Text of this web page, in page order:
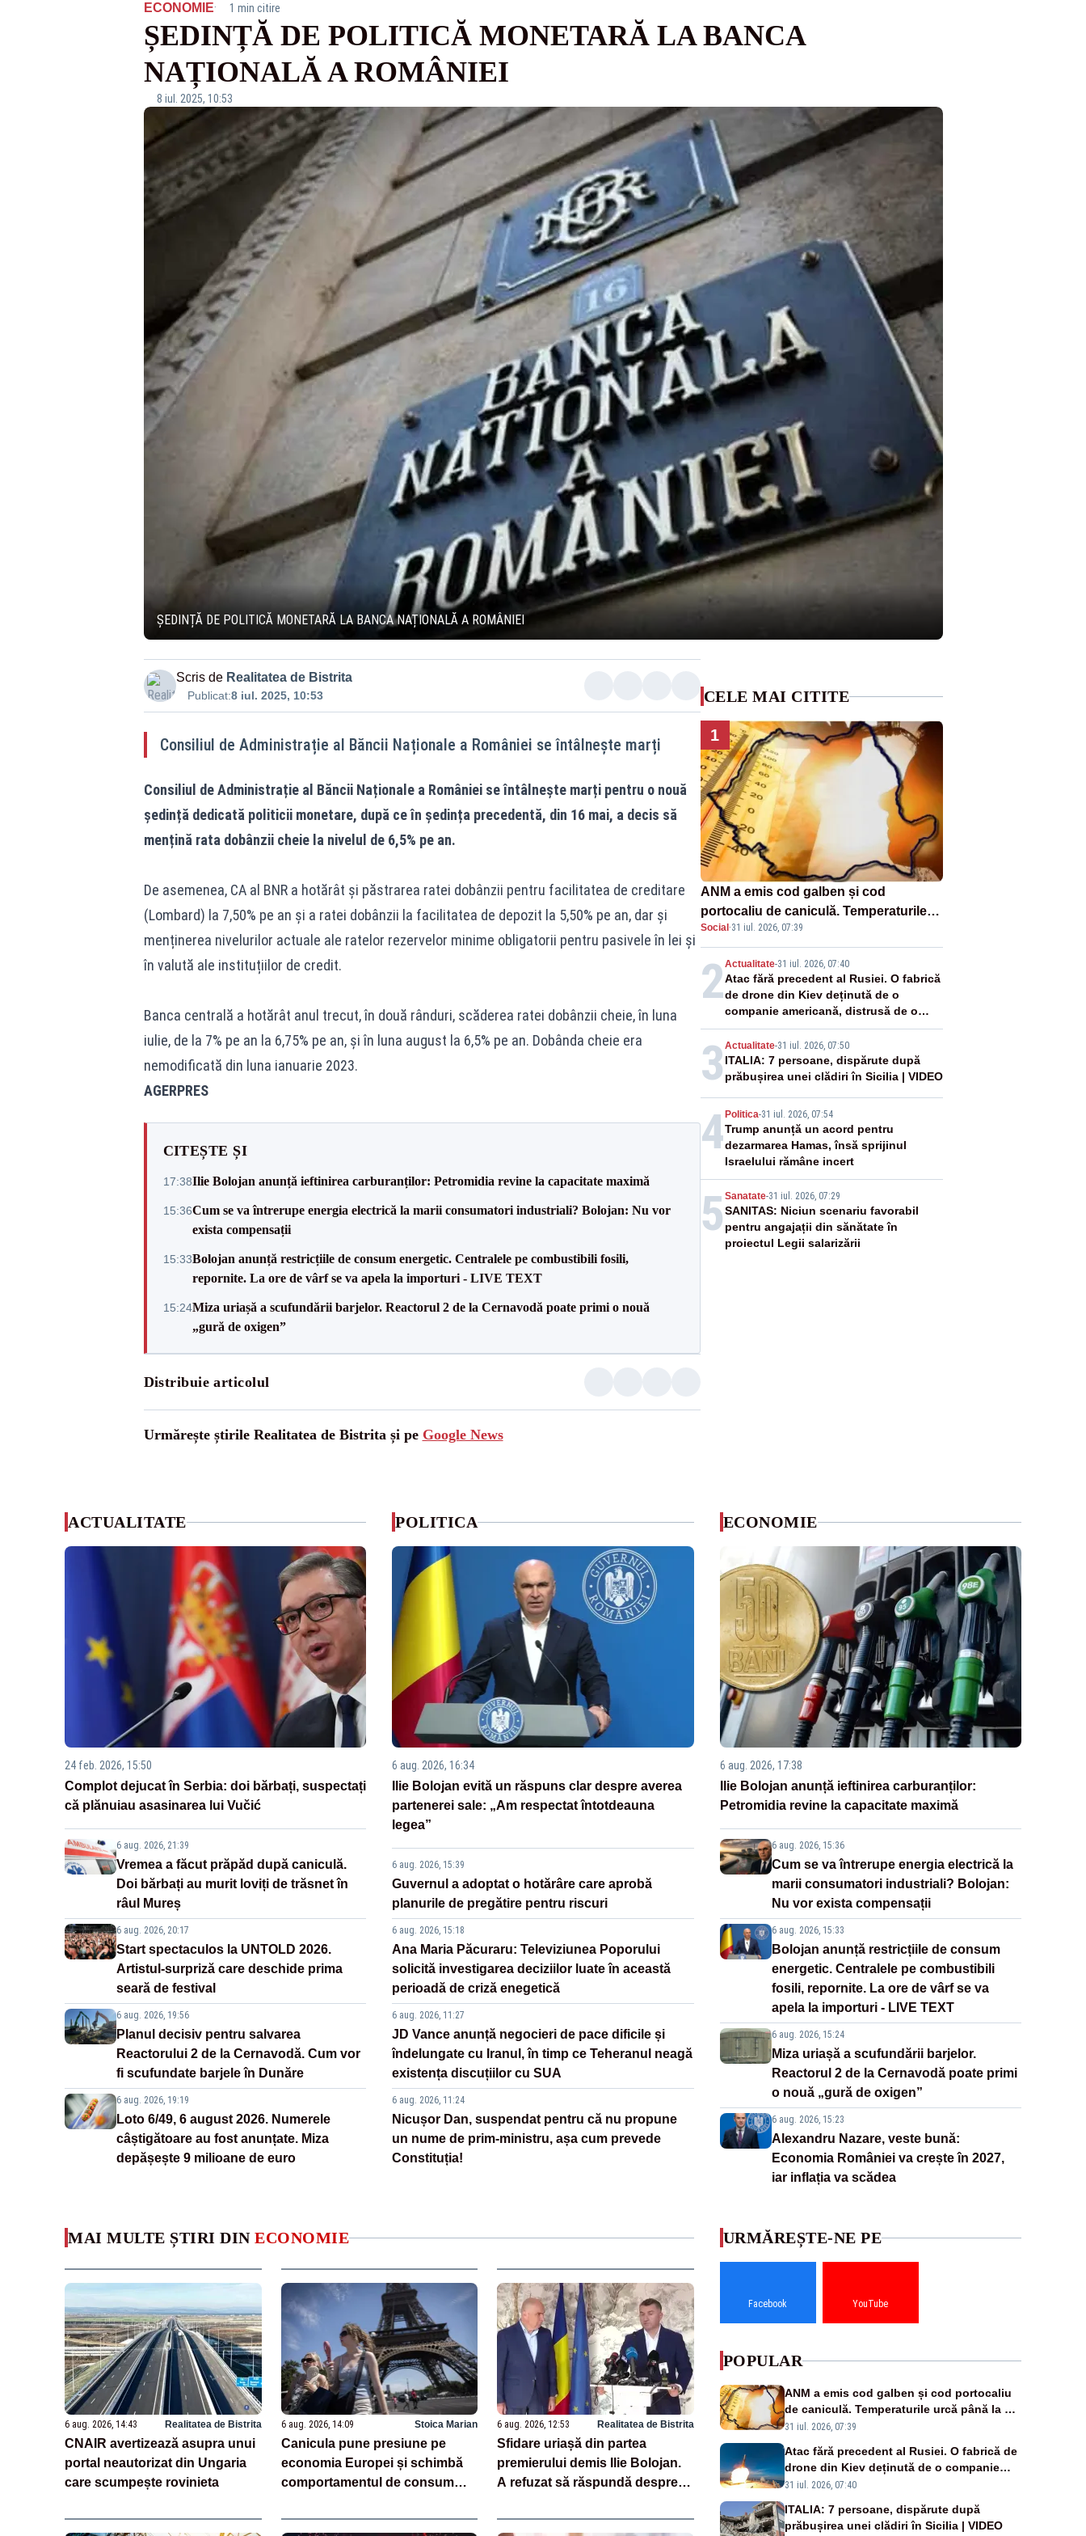
ECONOMIE· 1 min citire
ȘEDINȚĂ DE POLITICĂ MONETARĂ LA BANCA
NAȚIONALĂ A ROMÂNIEI
8 iul. 2025, 10:53
ȘEDINȚĂ DE POLITICĂ MONETARĂ LA BANCA NAȚIONALĂ A ROMÂNIEI
Scris de Realitatea de Bistrita
Publicat:8 iul. 2025, 10:53
Consiliul de Administrație al Băncii Naționale a României se întâlnește marți
Consiliul de Administrație al Băncii Naționale a României se întâlnește marți pentru o nouă
ședință dedicată politicii monetare, după ce în ședința precedentă, din 16 mai, a decis să
mențină rata dobânzii cheie la nivelul de 6,5% pe an.
De asemenea, CA al BNR a hotărât și păstrarea ratei dobânzii pentru facilitatea de creditare
(Lombard) la 7,50% pe an și a ratei dobânzii la facilitatea de depozit la 5,50% pe an, dar și
menținerea nivelurilor actuale ale ratelor rezervelor minime obligatorii pentru pasivele în lei și
în valută ale instituțiilor de credit.
Banca centrală a hotărât anul trecut, în două rânduri, scăderea ratei dobânzii cheie, în luna
iulie, de la 7% pe an la 6,75% pe an, și în luna august la 6,5% pe an. Dobânda cheie era
nemodificată din luna ianuarie 2023.
AGERPRES
CITEȘTE ȘI
17:38Ilie Bolojan anunță ieftinirea carburanților: Petromidia revine la capacitate maximă
15:36Cum se va întrerupe energia electrică la marii consumatori industriali? Bolojan: Nu vor
exista compensații
15:33Bolojan anunță restricțiile de consum energetic. Centralele pe combustibili fosili,
repornite. La ore de vârf se va apela la importuri - LIVE TEXT
15:24Miza uriașă a scufundării barjelor. Reactorul 2 de la Cernavodă poate primi o nouă
„gură de oxigen”
Distribuie articolul
Urmărește știrile Realitatea de Bistrita și pe Google News
CELE MAI CITITE
1
ANM a emis cod galben și cod
portocaliu de caniculă. Temperaturile
urcă până la 38 de grade, iar nopțile
devin tropicale
Social ·31 iul. 2026, 07:39
2Actualitate-31 iul. 2026, 07:40
Atac fără precedent al Rusiei. O fabrică
de drone din Kiev deținută de o
companie americană, distrusă de o
rachetă rusească
3 Actualitate-31 iul. 2026, 07:50
ITALIA: 7 persoane, dispărute după
prăbușirea unei clădiri în Sicilia | VIDEO
4 Politica-31 iul. 2026, 07:54
Trump anunță un acord pentru
dezarmarea Hamas, însă sprijinul
Israelului rămâne incert
5 Sanatate-31 iul. 2026, 07:29
SANITAS: Niciun scenariu favorabil
pentru angajații din sănătate în
proiectul Legii salarizării
ACTUALITATE
24 feb. 2026, 15:50
Complot dejucat în Serbia: doi bărbați, suspectați
că plănuiau asasinarea lui Vučić
6 aug. 2026, 21:39
Vremea a făcut prăpăd după caniculă.
Doi bărbați au murit loviți de trăsnet în
râul Mureș
6 aug. 2026, 20:17
Start spectaculos la UNTOLD 2026.
Artistul-surpriză care deschide prima
seară de festival
6 aug. 2026, 19:56
Planul decisiv pentru salvarea
Reactorului 2 de la Cernavodă. Cum vor
fi scufundate barjele în Dunăre
6 aug. 2026, 19:19
Loto 6/49, 6 august 2026. Numerele
câștigătoare au fost anunțate. Miza
depășește 9 milioane de euro
POLITICA
6 aug. 2026, 16:34
Ilie Bolojan evită un răspuns clar despre averea
partenerei sale: „Am respectat întotdeauna
legea”
6 aug. 2026, 15:39
Guvernul a adoptat o hotărâre care aprobă
planurile de pregătire pentru riscuri
6 aug. 2026, 15:18
Ana Maria Păcuraru: Televiziunea Poporului
solicită investigarea deciziilor luate în această
perioadă de criză enegetică
6 aug. 2026, 11:27
JD Vance anunță negocieri de pace dificile și
îndelungate cu Iranul, în timp ce Teheranul neagă
existența discuțiilor cu SUA
6 aug. 2026, 11:24
Nicușor Dan, suspendat pentru că nu propune
un nume de prim-ministru, așa cum prevede
Constituția!
ECONOMIE
6 aug. 2026, 17:38
Ilie Bolojan anunță ieftinirea carburanților:
Petromidia revine la capacitate maximă
6 aug. 2026, 15:36
Cum se va întrerupe energia electrică la
marii consumatori industriali? Bolojan:
Nu vor exista compensații
6 aug. 2026, 15:33
Bolojan anunță restricțiile de consum
energetic. Centralele pe combustibili
fosili, repornite. La ore de vârf se va
apela la importuri - LIVE TEXT
6 aug. 2026, 15:24
Miza uriașă a scufundării barjelor.
Reactorul 2 de la Cernavodă poate primi
o nouă „gură de oxigen”
6 aug. 2026, 15:23
Alexandru Nazare, veste bună:
Economia României va crește în 2027,
iar inflația va scădea
MAI MULTE ȘTIRI DIN ECONOMIE
6 aug. 2026, 14:43 Realitatea de Bistrita
CNAIR avertizează asupra unui
portal neautorizat din Ungaria
care scumpește rovinieta
6 aug. 2026, 14:09 Stoica Marian
Canicula pune presiune pe
economia Europei și schimbă
comportamentul de consum
6 aug. 2026, 12:53 Realitatea de Bistrita
Sfidare uriașă din partea
premierului demis Ilie Bolojan.
A refuzat să răspundă despre
URMĂREȘTE-NE PE
Facebook YouTube
POPULAR
ANM a emis cod galben și cod portocaliu
de caniculă. Temperaturile urcă până la 38
de grade, iar nopțile devin tropicale
31 iul. 2026, 07:39
Atac fără precedent al Rusiei. O fabrică de
drone din Kiev deținută de o companie
americană, distrusă de o rachetă rusească
31 iul. 2026, 07:40
ITALIA: 7 persoane, dispărute după
prăbușirea unei clădiri în Sicilia | VIDEO